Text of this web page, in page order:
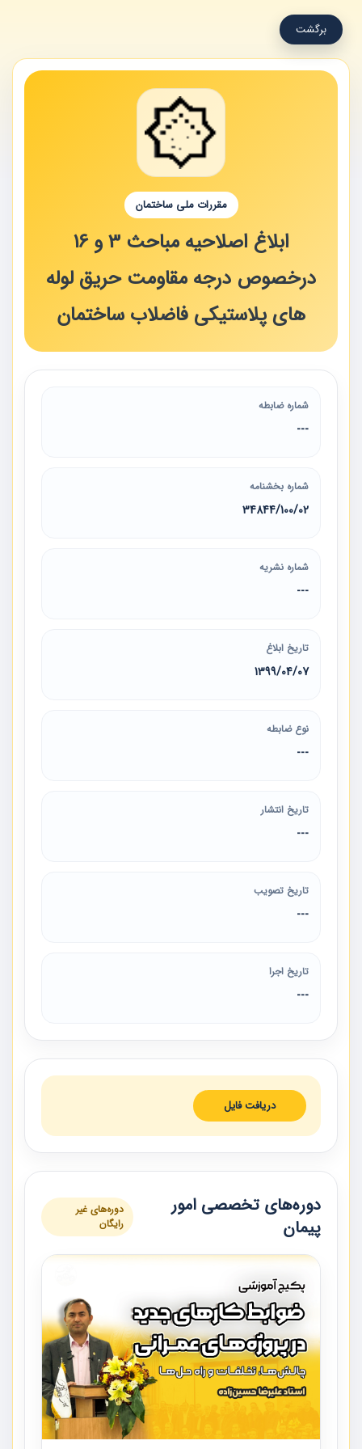
برگشت
مقررات ملی ساختمان
ابلاغ اصلاحیه مباحث 3 و 16
درخصوص درجه مقاومت حریق لوله
های پلاستیکی فاضلاب ساختمان
شماره ضابطه
---
شماره بخشنامه
34844/100/02
شماره نشریه
---
تاریخ ابلاغ
1399/04/07
نوع ضابطه
---
تاریخ انتشار
---
تاریخ تصویب
---
تاریخ اجرا
---
دریافت فایل
دوره‌های تخصصی امور
پیمان
دوره‌های غیر
رایگان